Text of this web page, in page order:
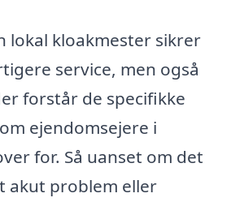
lokal kloakmester sikrer
service, men også
forstår de specifikke
ejendomsejere i
for. Så uanset om det
akut problem eller